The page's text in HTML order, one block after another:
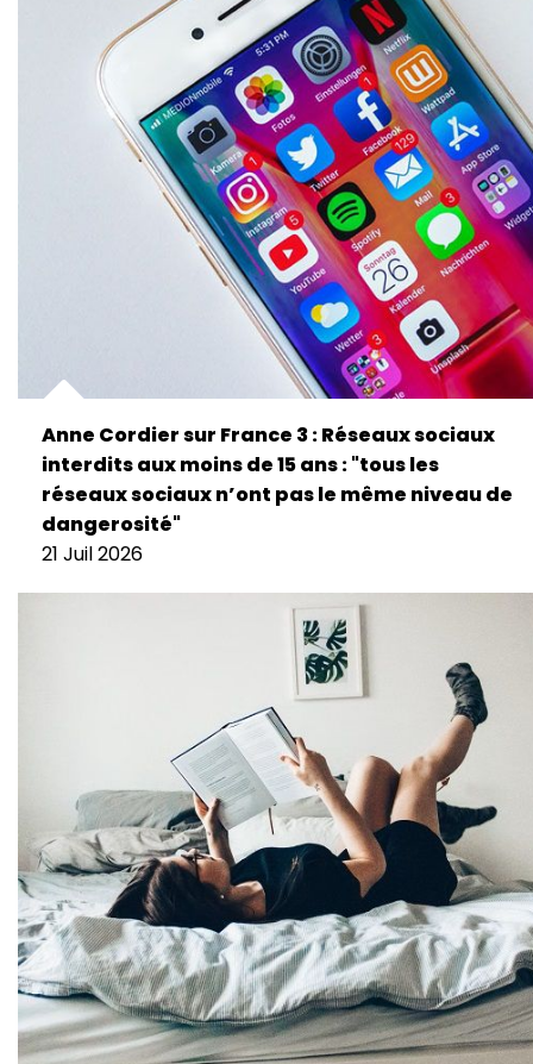
Anne Cordier sur France 3 : Réseaux sociaux
interdits aux moins de 15 ans : "tous les
réseaux sociaux n’ont pas le même niveau de
dangerosité"
21 Juil 2026